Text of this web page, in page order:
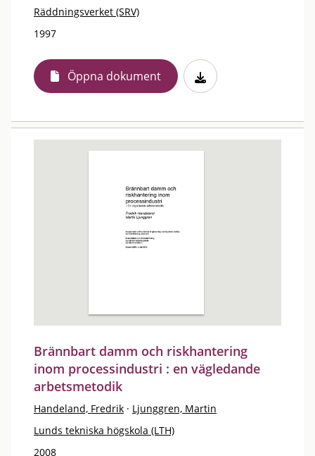
Räddningsverket (SRV)
1997
Öppna dokument
Brännbart damm och riskhantering
inom processindustri : en vägledande
arbetsmetodik
Handeland, Fredrik · Ljunggren, Martin
Lunds tekniska högskola (LTH)
2008